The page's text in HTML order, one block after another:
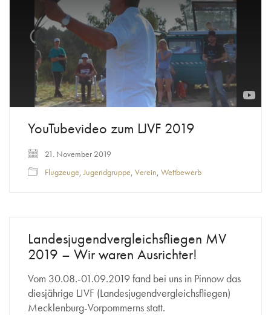
window.
YouTubevideo zum LJVF 2019
21. November 2019
Flugzeuge,Jugendgruppe, Verein, Wettbewerb
Landesjugendvergleichsfliegen MV
2019 – Wir waren Ausrichter!
Vom 30.08.-01.09.2019 fand bei uns in Pinnow das
diesjährige LJVF (Landesjugendvergleichsfliegen)
Mecklenburg-Vorpommerns statt.